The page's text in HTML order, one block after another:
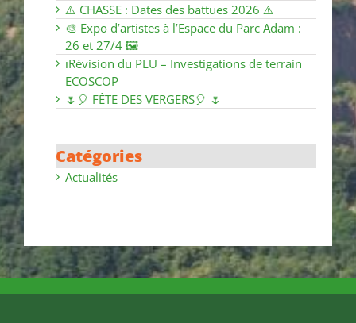
⚠️ CHASSE : Dates des battues 2026 ⚠️
🎨 Expo d’artistes à l’Espace du Parc Adam :
26 et 27/4 🖼
ℹ️Révision du PLU – Investigations de terrain
ECOSCOP
🌷🎈 FÊTE DES VERGERS🎈 🌷
Catégories
Actualités